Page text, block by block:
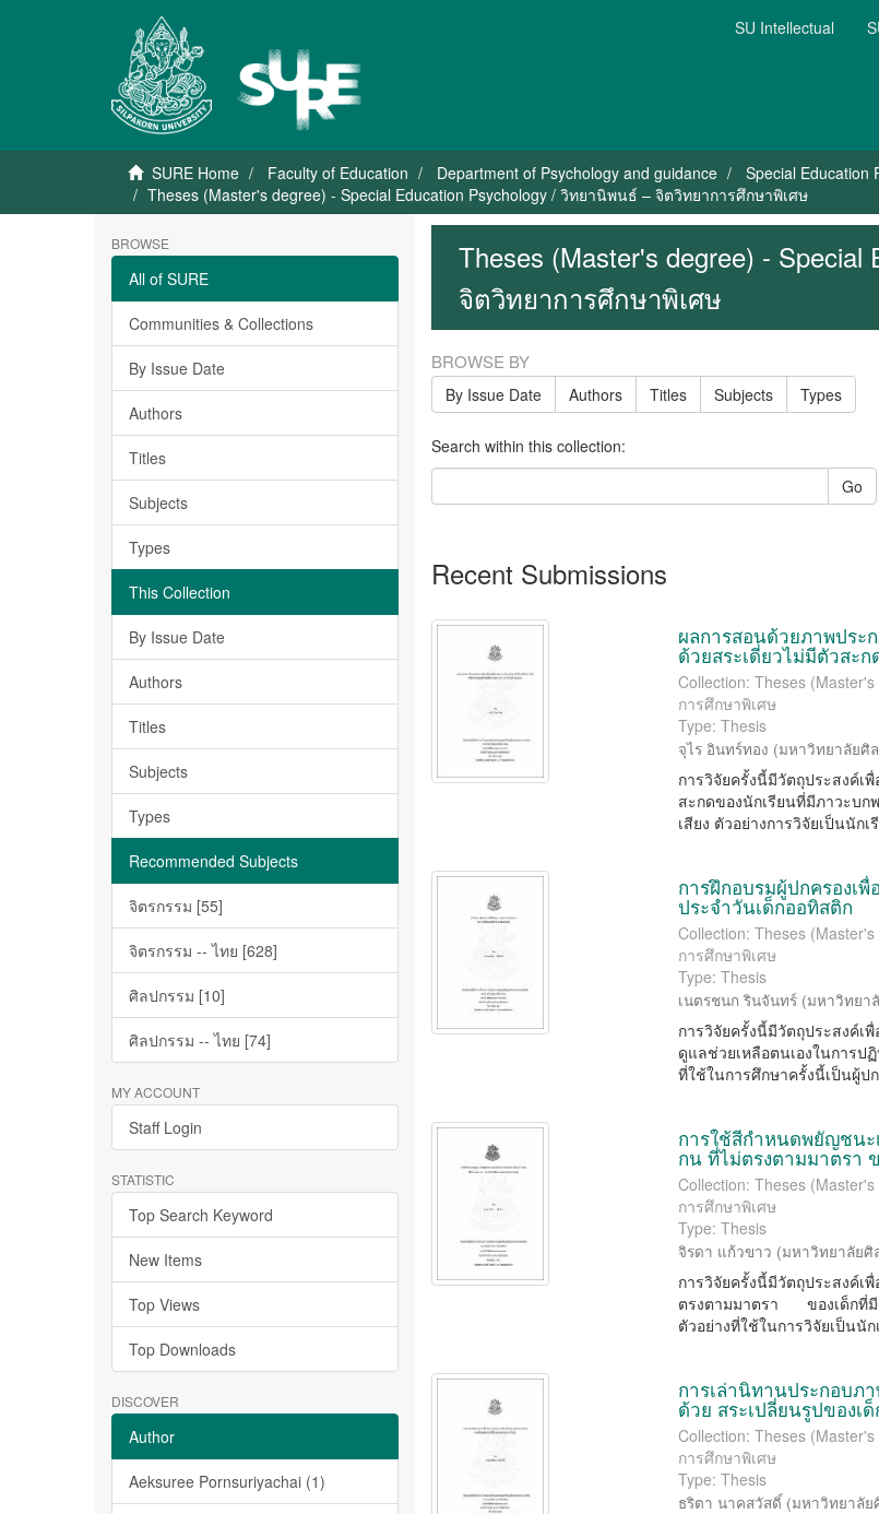
SU Intellectual
SURE Home Faculty of Education Department of Psychology and guidance
Special Education
Theses (Master's degree) - Special Education Psychology / วิทยานิพนธ์ – จิตวิทยาการศึกษาพิเศษ
BROWSE
All of SURE
Communities & Collections
By Issue Date
Authors
Titles
Subjects
Types
This Collection
By Issue Date
Authors
Titles
Subjects
Types
Recommended Subjects
จิตรกรรม [55]
จิตรกรรม -- ไทย [628]
ศิลปกรรม [10]
ศิลปกรรม -- ไทย [74]
MY ACCOUNT
Staff Login
STATISTIC
Top Search Keyword
New Items
Top Views
Top Downloads
DISCOVER
Author
Aeksuree Pornsuriyachai (1)
Theses (Master's degree) -
จิตวิทยาการศึกษาพิเศษ
BROWSE BY
By Issue Date Authors Titles Subjects Types
Search within this collection:
Go
Recent Submissions
ผลการสอนด้วยภาพประ
ด้วยสระเดี่ยวไม่มีตัวสะ
Collection: Theses
การศึกษาพิเศษ
Type: Thesis
จุไร อินทร์ทอง (มหาวิทยาลัยศิ
การวิจัยครั้งนี้มีวัตถุประสงค์เ
สะกดของนักเรียนที่มีภาวะบก
เสียง ตัวอย่างการวิจัยเป็นนักเ
การฝึกอบรมผู้ปกครองเ
ประจำวันเด็กออทิสติก
Collection: Theses
การศึกษาพิเศษ
Type: Thesis
เนตรชนก รินจันทร์ (มหาวิทยา
การวิจัยครั้งนี้มีวัตถุประสงค์เ
ดูแลช่วยเหลือตนเองในการป
ที่ใช้ในการศึกษาครั้งนี้เป็นผู้ป
การใช้สีกำหนดพยัญชน
กน ที่ไม่ตรงตามมาตรา
Collection: Theses
การศึกษาพิเศษ
Type: Thesis
จิรดา แก้วขาว (มหาวิทยาลัยศิ
การวิจัยครั้งนี้มีวัตถุประสงค์เ
ตรงตามมาตรา ของเด็กที่
ตัวอย่างที่ใช้ในการวิจัยเป็นนั
การเล่านิทานประกอบภ
ด้วย สระเปลี่ยนรูปของเ
Collection: Theses
การศึกษาพิเศษ
Type: Thesis
ธริตา นาคสวัสดิ์ (มหาวิทยาลัย